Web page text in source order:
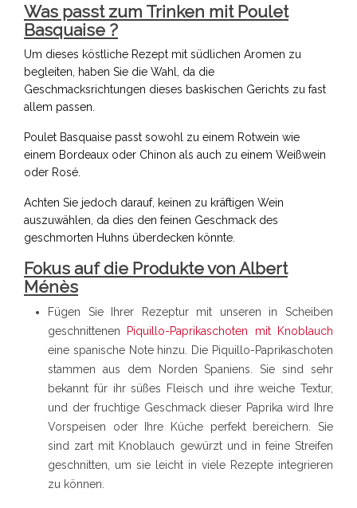
Was passt zum Trinken mit Poulet
Basquaise ?
Um dieses köstliche Rezept mit südlichen Aromen zu
begleiten, haben Sie die Wahl, da die
Geschmacksrichtungen dieses baskischen Gerichts zu fast
allem passen.
Poulet Basquaise passt sowohl zu einem Rotwein wie
einem Bordeaux oder Chinon als auch zu einem Weißwein
oder Rosé.
Achten Sie jedoch darauf, keinen zu kräftigen Wein
auszuwählen, da dies den feinen Geschmack des
geschmorten Huhns überdecken könnte.
Fokus auf die Produkte von Albert
Ménès
Fügen Sie Ihrer Rezeptur mit unseren in Scheiben
geschnittenen
Piquillo-Paprikaschoten mit Knoblauch
eine spanische Note hinzu. Die Piquillo-Paprikaschoten
stammen aus dem Norden Spaniens. Sie sind sehr
bekannt für ihr süßes Fleisch und ihre weiche Textur,
und der fruchtige Geschmack dieser Paprika wird Ihre
Vorspeisen oder Ihre Küche perfekt bereichern. Sie
sind zart mit Knoblauch gewürzt und in feine Streifen
geschnitten, um sie leicht in viele Rezepte integrieren
zu können.